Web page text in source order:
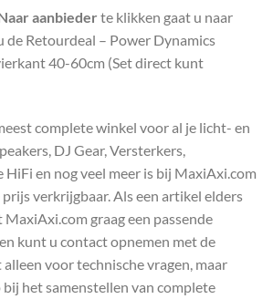
aanbieder te klikken gaat u naar
de Retourdeal – Power Dynamics
40-60cm (Set direct kunt
complete winkel voor al je licht- en
DJ Gear, Versterkers,
HiFi en nog veel meer is bij MaxiAxi.com
verkrijgbaar. Als een artikel elders
MaxiAxi.com graag een passende
kunt u contact opnemen met de
voor technische vragen, maar
het samenstellen van complete